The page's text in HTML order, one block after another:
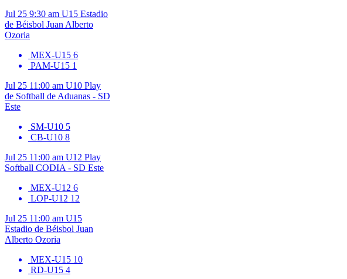
Jul 25 9:30 am U15 Estadio
de Béisbol Juan Alberto
Ozoria
MEX-U15 6
PAM-U15 1
Jul 25 11:00 am U10 Play
de Softball de Aduanas - SD
Este
SM-U10 5
CB-U10 8
Jul 25 11:00 am U12 Play
Softball CODIA - SD Este
MEX-U12 6
LOP-U12 12
Jul 25 11:00 am U15
Estadio de Béisbol Juan
Alberto Ozoria
MEX-U15 10
RD-U15 4